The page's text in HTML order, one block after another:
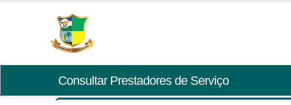
Consultar Prestadores de Serviço